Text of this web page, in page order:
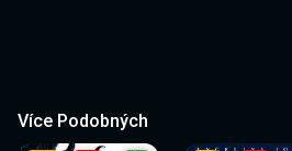
Více Podobných